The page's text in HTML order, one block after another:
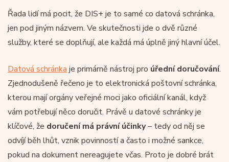
Řada lidí má pocit, že DIS+ je to samé co datová schránka,
jen pod jiným názvem. Ve skutečnosti jde o dvě různé
služby, které se doplňují, ale každá má úplně jiný hlavní účel.
Datová schránka je primárně nástroj pro úřední doručování.
Zjednodušeně řečeno je to elektronická poštovní schránka,
kterou mají orgány veřejné moci jako oficiální kanál, když
vám potřebují něco doručit. Právě u datové schránky je
klíčové, že doručení má právní účinky– tedy od něj se
odvíjí běh lhůt, vznik povinností a často i možné sankce,
pokud na dokument nereagujete včas. Proto je dobré brát